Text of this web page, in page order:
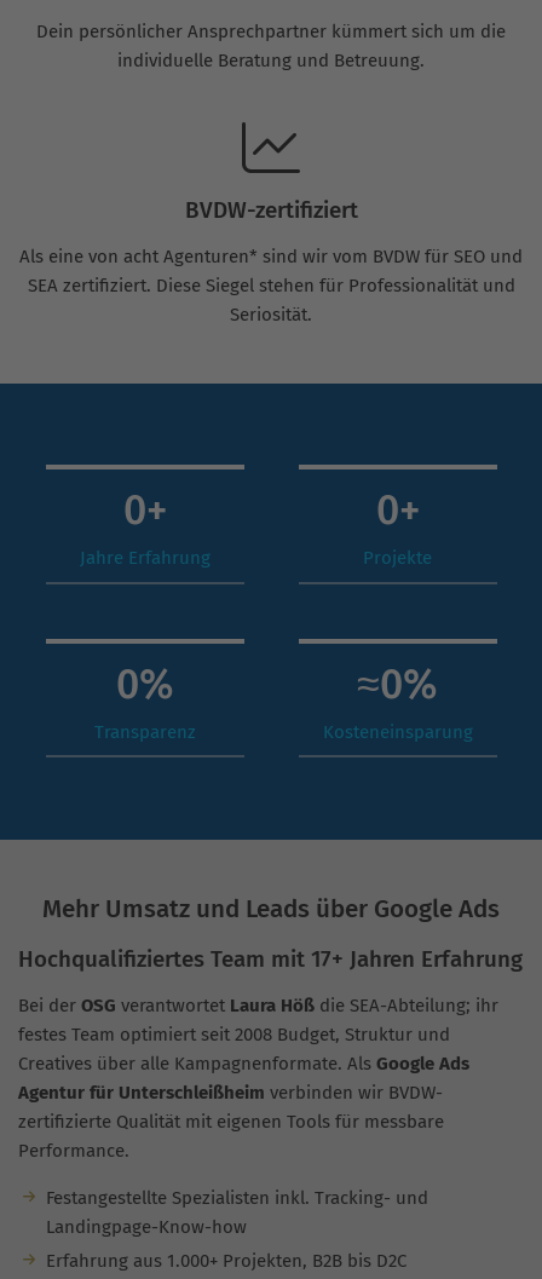
Dein persönlicher Ansprechpartner kümmert sich um die
individuelle Beratung und Betreuung.
BVDW-zertifiziert
Als eine von acht Agenturen* sind wir vom BVDW für SEO und
SEA zertifiziert. Diese Siegel stehen für Professionalität und
Seriosität.
0+
Jahre Erfahrung
0+
Projekte
0%
Transparenz
≈0%
Kosteneinsparung
Mehr Umsatz und Leads über Google Ads
Hochqualifiziertes Team mit 17+ Jahren Erfahrung
Bei der OSG verantwortet Laura Höß die SEA-Abteilung; ihr
festes Team optimiert seit 2008 Budget, Struktur und
Creatives über alle Kampagnenformate. Als Google Ads
Agentur für Unterschleißheim verbinden wir BVDW-
zertifizierte Qualität mit eigenen Tools für messbare
Performance.
Festangestellte Spezialisten inkl. Tracking- und
Landingpage-Know-how
Erfahrung aus 1.000+ Projekten, B2B bis D2C